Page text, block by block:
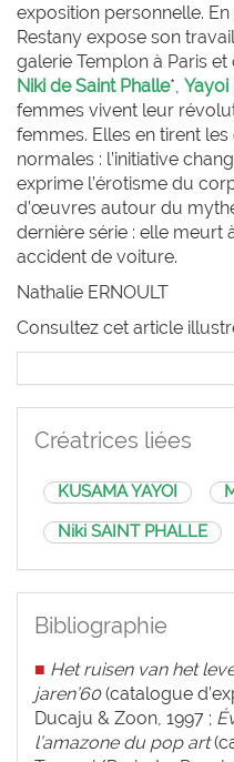
exposition personnelle.
Restany expose son travail
galerie Templon à Paris
Niki de Saint Phalle*, Yayoi
femmes vivent leur
femmes. Elles en tirent
normales : l’initiative
exprime l’érotisme du
d’œuvres autour du
dernière série : elle meurt
accident de voiture.
Nathalie ERNOULT
Consultez cet article
Créatrices liées
KUSAMA YAYOI
Niki SAINT PHALLE
Bibliographie
■ Het ruisen van het
jaren’60(catalogue
Ducaju & Zoon, 1997 ;
l’amazone du pop art